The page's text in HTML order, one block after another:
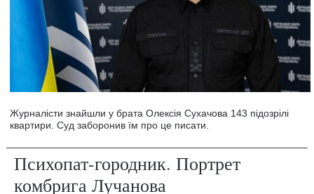
Журналісти знайшли у брата Олексія Сухачова 143 підозрілі
квартири. Суд заборонив їм про це писати.
Психопат-городник. Портрет
комбрига Лучанова